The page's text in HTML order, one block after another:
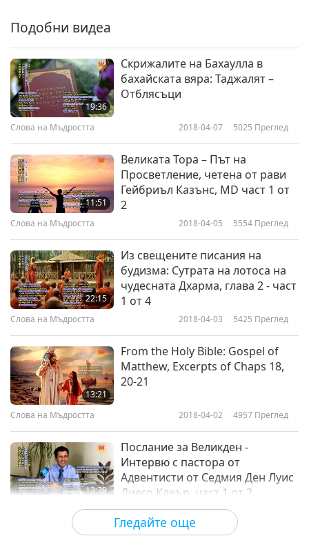
detachment.
Гледайте още
Подобни видеа
19:36
Скрижалите на Бахаулла в
бахайската вяра: Таджалят –
Отблясъци
Слова на Мъдростта 2018-04-07 5025 Преглед
11:51
Великата Тора – Път на
Просветление, четена от рави
Гейбриъл Казънс, MD част 1 от
2
Слова на Мъдростта 2018-04-05 5554 Преглед
22:15
Из свещените писания на
будизма: Сутрата на лотоса на
чудесната Дхарма, глава 2 - част
1 от 4
Слова на Мъдростта 2018-04-03 5425 Преглед
13:21
From the Holy Bible: Gospel of
Matthew, Excerpts of Chaps 18,
20-21
Слова на Мъдростта 2018-04-02 4957 Преглед
13:39
Послание за Великден -
Интервю с пастора от
Адвентисти от Седмия Ден Луис
Диего Клеър, част 1 от 2
Слова на Мъдростта 2018-04-01 5568